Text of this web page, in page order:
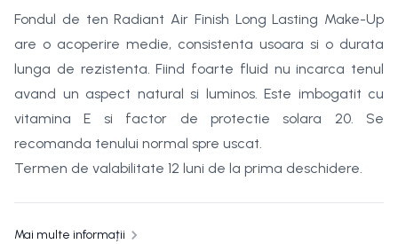
Fondul de ten Radiant Air Finish Long Lasting Make-Up
are o acoperire medie, consistenta usoara si o durata
lunga de rezistenta. Fiind foarte fluid nu incarca tenul
avand un aspect natural si luminos. Este imbogatit cu
vitamina E si factor de protectie solara 20. Se
recomanda tenului normal spre uscat.
Termen de valabilitate 12 luni de la prima deschidere.
Mai multe informații